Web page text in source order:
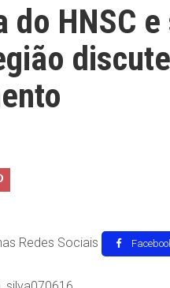
do HNSC
Redes Sociais